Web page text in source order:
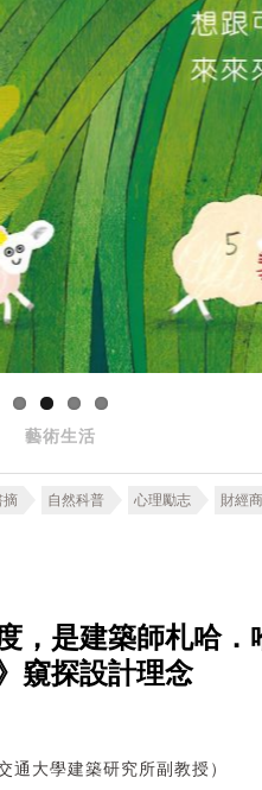
藝術生活
摘 自然科普 心理勵志 財經
，是建築師札哈
窺探設計理念
通大學建築研究所副教授）